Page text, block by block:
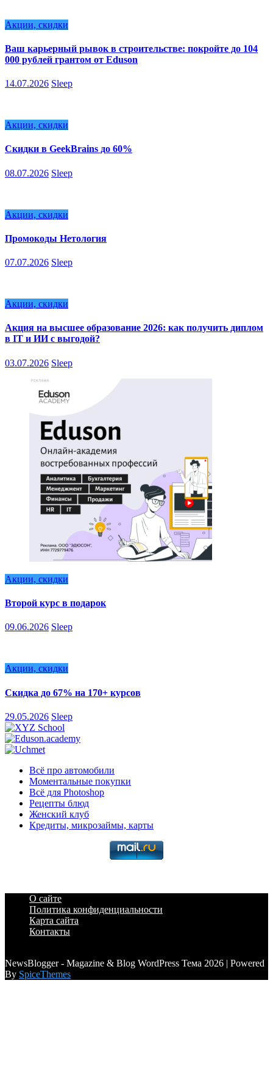
Акции, скидки
Ваш карьерный рывок в строительстве: покройте до 104
000 рублей грантом от Eduson
14.07.2026 Sleep
Акции, скидки
Скидки в GeekBrains до 60%
08.07.2026 Sleep
Акции, скидки
Промокоды Нетология
07.07.2026 Sleep
Акции, скидки
Акция на высшее образование 2026: как получить диплом
в IT и ИИ с выгодой?
03.07.2026 Sleep
Акции, скидки
Второй курс в подарок
09.06.2026 Sleep
Акции, скидки
Скидка до 67% на 170+ курсов
29.05.2026 Sleep
Всё про автомобили
Моментальные покупки
Всё для Photoshop
Рецепты блюд
Женский клуб
Кредиты, микрозаймы, карты
О сайте
Политика конфиденциальности
Карта сайта
Контакты
NewsBlogger - Magazine & Blog WordPress Тема 2026 | Powered
By SpiceThemes